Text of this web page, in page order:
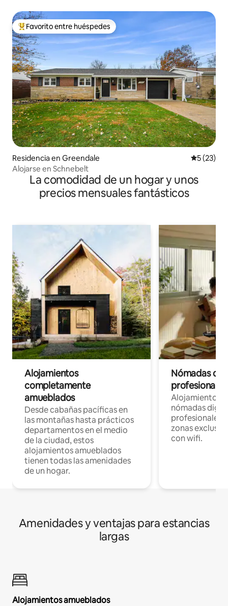
De los mejores en Favorito entre huéspedes
Favorito entre huéspedes
Residencia en Greendale
5 (23)
Alojarse en Schnebelt
La comodidad de un hogar y unos
precios mensuales fantásticos
Alojamientos
completamente
amueblados
Desde cabañas pacíficas en
las montañas hasta prácticos
departamentos en el medio
de la ciudad, estos
alojamientos amueblados
tienen todas las amenidades
de un hogar.
Nómadas
Alojamientos
nómadas
profesionales
zonas
con wifi.
Amenidades y ventajas para estancias
largas
Alojamientos amueblados